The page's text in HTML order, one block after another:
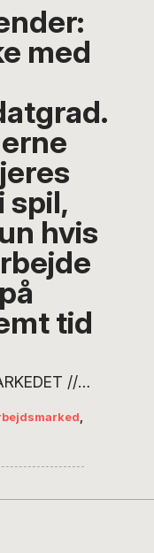
med
spil,
hvis
tid
//
i
på
,